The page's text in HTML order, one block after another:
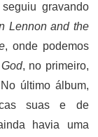
gravando
Lennon and the
, onde podemos
God, no primeiro,
último álbum,
suas e de
havia uma